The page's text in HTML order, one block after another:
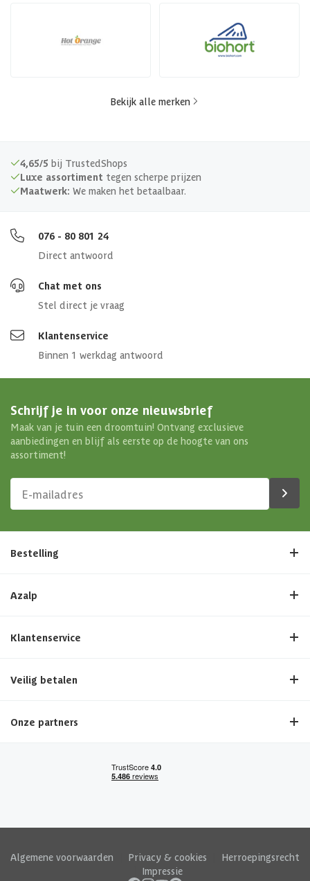
Bekijk alle merken
4,65/5 bij TrustedShops
Luxe assortiment tegen scherpe prijzen
Maatwerk: We maken het betaalbaar.
076 - 80 801 24
Direct antwoord
Chat met ons
Stel direct je vraag
Klantenservice
Binnen 1 werkdag antwoord
Schrijf je in voor onze nieuwsbrief
Maak van je tuin een droomtuin! Ontvang exclusieve
aanbiedingen en blijf als eerste op de hoogte van ons
assortiment!
Bestelling
Azalp
Klantenservice
Veilig betalen
Onze partners
Algemene voorwaarden Privacy & cookies
Herroepingsrecht
Impressie